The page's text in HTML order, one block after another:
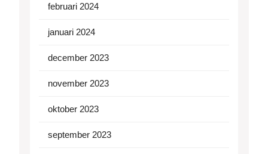
februari 2024
januari 2024
december 2023
november 2023
oktober 2023
september 2023